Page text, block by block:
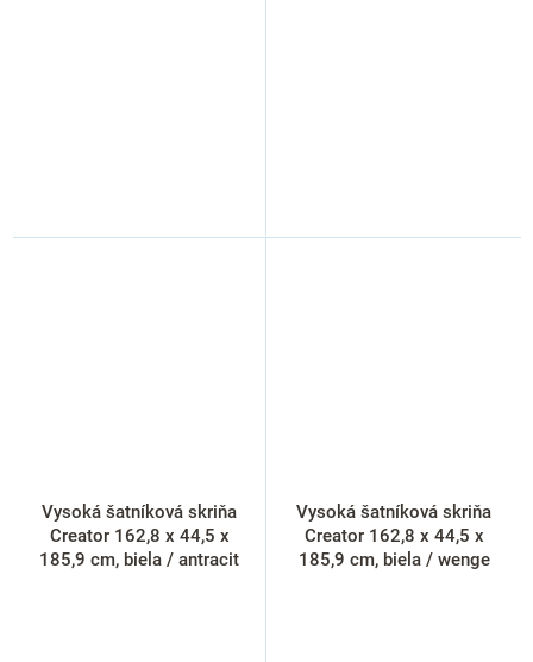
Vysoká šatníková skriňa
Creator 162,8 x 44,5 x
185,9 cm, biela / antracit
Vysoká šatníková skriňa
Creator 162,8 x 44,5 x
185,9 cm, biela / wenge